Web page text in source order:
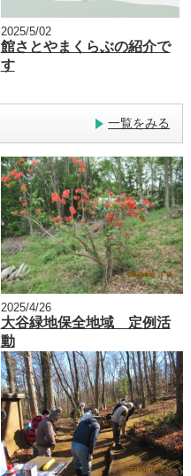
2025/5/02
館さとやまくらぶの紹介で
す
一覧をみる
2025/4/26
大谷緑地保全地域 定例活
動